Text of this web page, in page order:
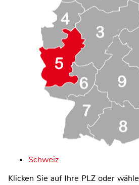
Schweiz
Klicken Sie auf Ihre PLZ oder